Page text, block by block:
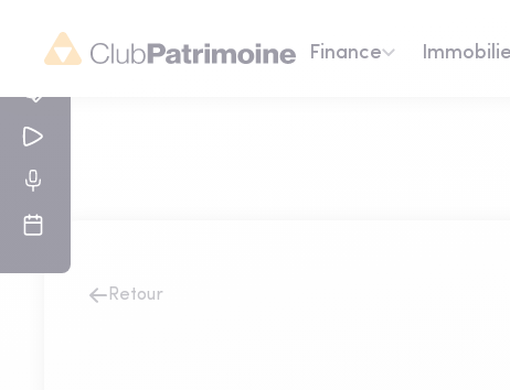
Finance
Retour